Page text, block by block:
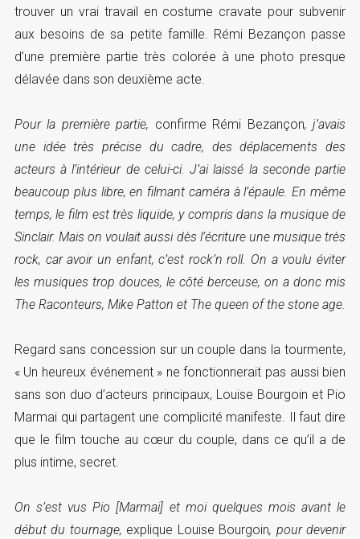
trouver un vrai travail en costume cravate pour subvenir
aux besoins de sa petite famille. Rémi Bezançon passe
d’une première partie très colorée à une photo presque
délavée dans son deuxième acte.
Pour la première partie, confirme Rémi Bezançon, j’avais
une idée très précise du cadre, des déplacements des
acteurs à l’intérieur de celui-ci. J’ai laissé la seconde partie
beaucoup plus libre, en filmant caméra à l’épaule. En même
temps, le film est très liquide, y compris dans la musique de
Sinclair. Mais on voulait aussi dès l’écriture une musique très
rock, car avoir un enfant, c’est rock’n roll. On a voulu éviter
les musiques trop douces, le côté berceuse, on a donc mis
The Raconteurs, Mike Patton et The queen of the stone age.
Regard sans concession sur un couple dans la tourmente,
« Un heureux événement » ne fonctionnerait pas aussi bien
sans son duo d’acteurs principaux, Louise Bourgoin et Pio
Marmai qui partagent une complicité manifeste. Il faut dire
que le film touche au cœur du couple, dans ce qu’il a de
plus intime, secret.
On s’est vus Pio [Marmai] et moi quelques mois avant le
début du tournage, explique Louise Bourgoin, pour devenir